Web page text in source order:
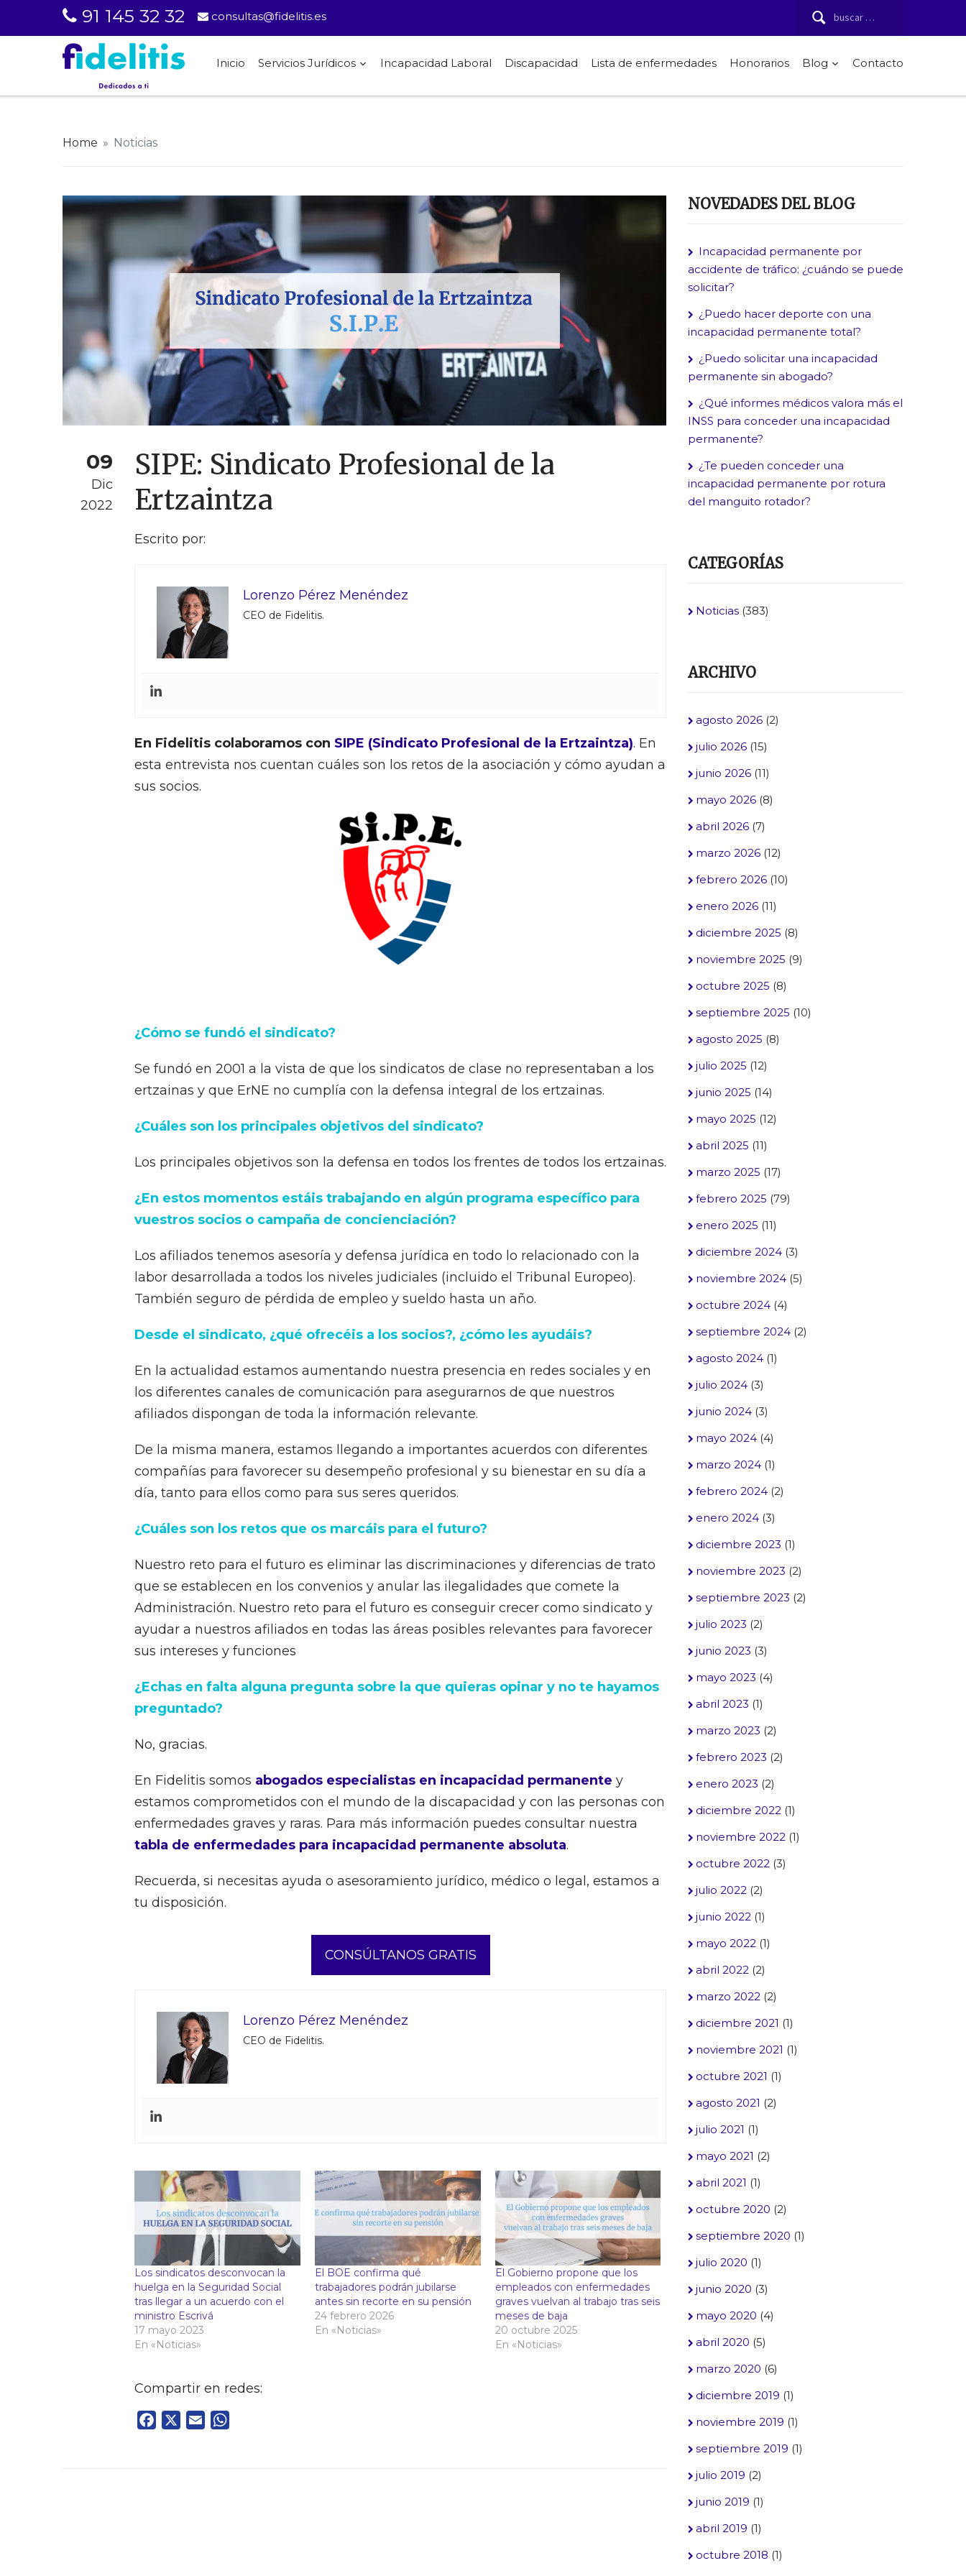
Buscar:
91 145 32 32 consultas@fidelitis.es
Inicio Servicios Jurídicos Incapacidad Laboral Discapacidad Lista de enfermedades Honorarios Blog Contacto
Home » Noticias
09
Dic
2022
SIPE: Sindicato Profesional de la
Ertzaintza
Escrito por:
Lorenzo Pérez Menéndez
CEO de Fidelitis.
En Fidelitis colaboramos con SIPE (Sindicato Profesional de la Ertzaintza). En
esta entrevista nos cuentan cuáles son los retos de la asociación y cómo ayudan a
sus socios.
¿Cómo se fundó el sindicato?
Se fundó en 2001 a la vista de que los sindicatos de clase no representaban a los
ertzainas y que ErNE no cumplía con la defensa integral de los ertzainas.
¿Cuáles son los principales objetivos del sindicato?
Los principales objetivos son la defensa en todos los frentes de todos los ertzainas.
¿En estos momentos estáis trabajando en algún programa específico para
vuestros socios o campaña de concienciación?
Los afiliados tenemos asesoría y defensa jurídica en todo lo relacionado con la
labor desarrollada a todos los niveles judiciales (incluido el Tribunal Europeo).
También seguro de pérdida de empleo y sueldo hasta un año.
Desde el sindicato, ¿qué ofrecéis a los socios?, ¿cómo les ayudáis?
En la actualidad estamos aumentando nuestra presencia en redes sociales y en
los diferentes canales de comunicación para asegurarnos de que nuestros
afiliados dispongan de toda la información relevante.
De la misma manera, estamos llegando a importantes acuerdos con diferentes
compañías para favorecer su desempeño profesional y su bienestar en su día a
día, tanto para ellos como para sus seres queridos.
¿Cuáles son los retos que os marcáis para el futuro?
Nuestro reto para el futuro es eliminar las discriminaciones y diferencias de trato
que se establecen en los convenios y anular las ilegalidades que comete la
Administración. Nuestro reto para el futuro es conseguir crecer como sindicato y
ayudar a nuestros afiliados en todas las áreas posibles relevantes para favorecer
sus intereses y funciones
¿Echas en falta alguna pregunta sobre la que quieras opinar y no te hayamos
preguntado?
No, gracias.
En Fidelitis somos abogados especialistas en incapacidad permanente y
estamos comprometidos con el mundo de la discapacidad y con las personas con
enfermedades graves y raras. Para más información puedes consultar nuestra
tabla de enfermedades para incapacidad permanente absoluta.
Recuerda, si necesitas ayuda o asesoramiento jurídico, médico o legal, estamos a
tu disposición.
CONSÚLTANOS GRATIS
Lorenzo Pérez Menéndez
CEO de Fidelitis.
Los sindicatos desconvocan la
huelga en la Seguridad Social
tras llegar a un acuerdo con el
ministro Escrivá
17 mayo 2023
En «Noticias»
El BOE confirma qué
trabajadores podrán jubilarse
antes sin recorte en su pensión
24 febrero 2026
En «Noticias»
El Gobierno propone que los
empleados con enfermedades
graves vuelvan al trabajo tras seis
meses de baja
20 octubre 2025
En «Noticias»
Compartir en redes:
Facebook Email
NOVEDADES DEL BLOG
Incapacidad permanente por
accidente de tráfico: ¿cuándo se puede
solicitar?
¿Puedo hacer deporte con una
incapacidad permanente total?
¿Puedo solicitar una incapacidad
permanente sin abogado?
¿Qué informes médicos valora más el
INSS para conceder una incapacidad
permanente?
¿Te pueden conceder una
incapacidad permanente por rotura
del manguito rotador?
CATEGORÍAS
Noticias (383)
ARCHIVO
agosto 2026 (2)
julio 2026 (15)
junio 2026 (11)
mayo 2026 (8)
abril 2026 (7)
marzo 2026 (12)
febrero 2026 (10)
enero 2026 (11)
diciembre 2025 (8)
noviembre 2025 (9)
octubre 2025 (8)
septiembre 2025 (10)
agosto 2025 (8)
julio 2025 (12)
junio 2025 (14)
mayo 2025 (12)
abril 2025 (11)
marzo 2025 (17)
febrero 2025 (79)
enero 2025 (11)
diciembre 2024 (3)
noviembre 2024 (5)
octubre 2024 (4)
septiembre 2024 (2)
agosto 2024 (1)
julio 2024 (3)
junio 2024 (3)
mayo 2024 (4)
marzo 2024 (1)
febrero 2024 (2)
enero 2024 (3)
diciembre 2023 (1)
noviembre 2023 (2)
septiembre 2023 (2)
julio 2023 (2)
junio 2023 (3)
mayo 2023 (4)
abril 2023 (1)
marzo 2023 (2)
febrero 2023 (2)
enero 2023 (2)
diciembre 2022 (1)
noviembre 2022 (1)
octubre 2022 (3)
julio 2022 (2)
junio 2022 (1)
mayo 2022 (1)
abril 2022 (2)
marzo 2022 (2)
diciembre 2021 (1)
noviembre 2021 (1)
octubre 2021 (1)
agosto 2021 (2)
julio 2021 (1)
mayo 2021 (2)
abril 2021 (1)
octubre 2020 (2)
septiembre 2020 (1)
julio 2020 (1)
junio 2020 (3)
mayo 2020 (4)
abril 2020 (5)
marzo 2020 (6)
diciembre 2019 (1)
noviembre 2019 (1)
septiembre 2019 (1)
julio 2019 (2)
junio 2019 (1)
abril 2019 (1)
octubre 2018 (1)